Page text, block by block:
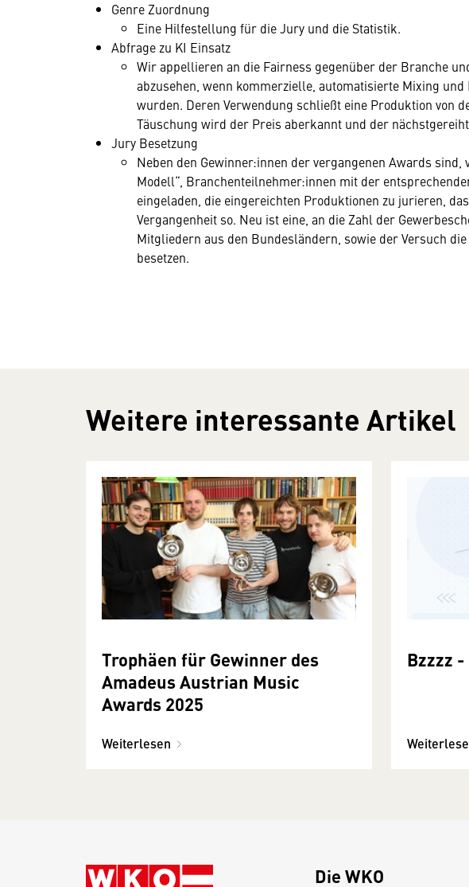
Genre Zuordnung
Eine Hilfestellung für die Jury und die Statistik.
Abfrage zu KI Einsatz
Wir appellieren an die Fairness gegenüber der Branche
abzusehen, wenn kommerzielle, automatisierte Mixing
wurden. Deren Verwendung schließt eine Produktion von
Täuschung wird der Preis aberkannt und der
Jury Besetzung
Neben den Gewinner:innen der vergangenen Awards
Modell“, Branchenteilnehmer:innen mit der
eingeladen, die eingereichten Produktionen zu jurieren,
Vergangenheit so. Neu ist eine, an die Zahl der
Mitgliedern aus den Bundesländern, sowie der Versuch
besetzen.
Weitere interessante Artikel
Trophäen für Gewinner des
Amadeus Austrian Music
Awards 2025
Weiterlesen
Bzzzz
Die WKO